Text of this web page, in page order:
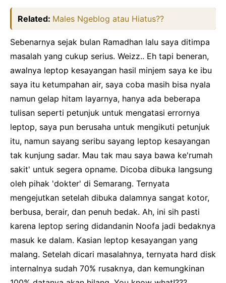
Related: Males Ngeblog atau Hiatus??
Sebenarnya sejak bulan Ramadhan lalu saya ditimpa
masalah yang cukup serius. Weizz.. Eh tapi beneran,
awalnya leptop kesayangan hasil minjem saya ke ibu
saya itu ketumpahan air, saya coba masih bisa nyala
namun gelap hitam layarnya, hanya ada beberapa
tulisan seperti petunjuk untuk mengatasi errornya
leptop, saya pun berusaha untuk mengikuti petunjuk
itu, namun sayang seribu sayang leptop kesayangan
tak kunjung sadar. Mau tak mau saya bawa ke'rumah
sakit' untuk segera opname. Dicoba dibuka langsung
oleh pihak 'dokter' di Semarang. Ternyata
mengejutkan setelah dibuka dalamnya sangat kotor,
berbusa, berair, dan penuh bedak. Ah, ini sih pasti
karena leptop sering didandanin Noofa jadi bedaknya
masuk ke dalam. Kasian leptop kesayangan yang
malang. Setelah dicari masalahnya, ternyata hard disk
internalnya sudah 70% rusaknya, dan kemungkinan